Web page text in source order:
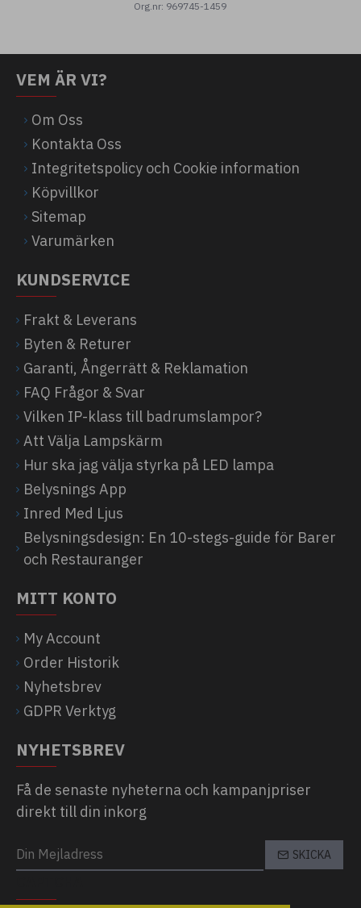
Org.nr: 969745-1459
VEM ÄR VI?
Om Oss
Kontakta Oss
Integritetspolicy och Cookie information
Köpvillkor
Sitemap
Varumärken
KUNDSERVICE
Frakt & Leverans
Byten & Returer
Garanti, Ångerrätt & Reklamation
FAQ Frågor & Svar
Vilken IP-klass till badrumslampor?
Att Välja Lampskärm
Hur ska jag välja styrka på LED lampa
Belysnings App
Inred Med Ljus
Belysningsdesign: En 10-stegs-guide för Barer
och Restauranger
MITT KONTO
My Account
Order Historik
Nyhetsbrev
GDPR Verktyg
NYHETSBREV
Få de senaste nyheterna och kampanjpriser
direkt till din inkorg
SKICKA